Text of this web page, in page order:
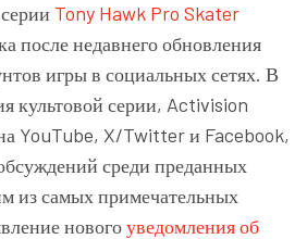
Tony Hawk Pro Skater
после недавнего обновления
игры в социальных сетях. В
культовой серии, Activision
YouTube, X/Twitter и Facebook,
среди преданных
из самых примечательных
новогоуведомления об